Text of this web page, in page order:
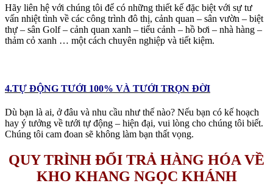
Hãy liên hệ với chúng tôi để có những thiết kế đặc biệt với sự tư
vấn nhiệt tình về các công trình đô thị, cảnh quan – sân vườn – biệt
thự – sân Golf – cảnh quan xanh – tiểu cảnh – hồ bơi – nhà hàng –
thảm cỏ xanh … một cách chuyên nghiệp và tiết kiệm.
4.TỰ ĐỘNG TƯỚI 100% VÀ TƯỚI TRỌN ĐỜI
Dù bạn là ai, ở đâu và nhu cầu như thế nào? Nếu bạn có kế hoạch
hay ý tưởng về tưới tự động – hiện đại, vui lòng cho chúng tôi biết.
Chúng tôi cam đoan sẽ không làm bạn thất vọng.
QUY TRÌNH ĐỔI TRẢ HÀNG HÓA VỀ
KHO KHANG NGỌC KHÁNH